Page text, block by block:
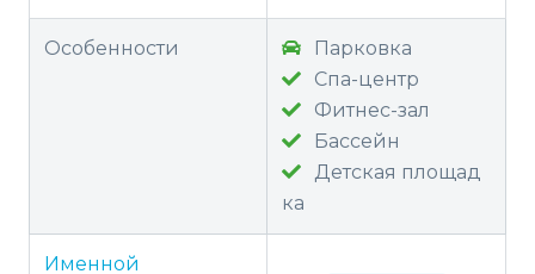
Особенности
Парковка
Спа-центр
Фитнес-зал
Бассейн
Детская площад
ка
Именной